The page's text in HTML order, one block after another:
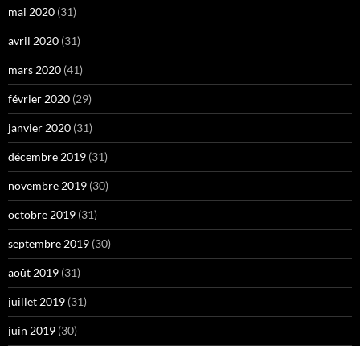
mai 2020 (31)
avril 2020 (31)
mars 2020 (41)
février 2020 (29)
janvier 2020 (31)
décembre 2019 (31)
novembre 2019 (30)
octobre 2019 (31)
septembre 2019 (30)
août 2019 (31)
juillet 2019 (31)
juin 2019 (30)